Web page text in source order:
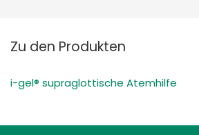
Zu den Produkten
i-gel® supraglottische Atemhilfe